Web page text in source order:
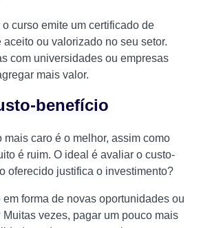
curso emite um certificado de
ou valorizado no seu setor.
com universidades ou empresas
mais valor.
benefício
mais caro é o melhor, assim como
é ruim. O ideal é avaliar o custo-
oferecido justifica o investimento?
em forma de novas oportunidades ou
vezes, pagar um pouco mais